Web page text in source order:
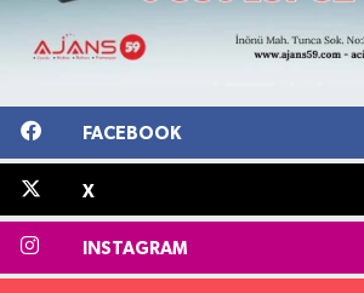
FACEBOOK
X
INSTAGRAM